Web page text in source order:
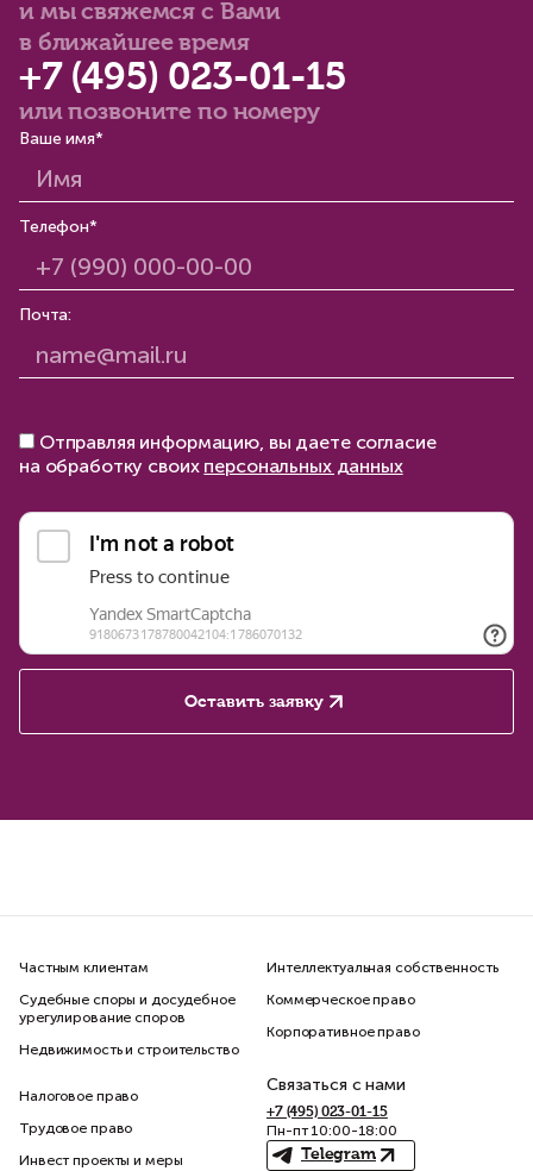
и мы свяжемся с Вами
в ближайшее время
+7 (495) 023-01-15
или позвоните по номеру
Ваше имя*
Телефон*
Почта:
Отправляя информацию, вы даете согласие
на обработку своих персональных данных
Оставить заявку
Частным клиентам
Судебные споры и досудебное
урегулирование споров
Недвижимость и строительство
Интеллектуальная собственность
Коммерческое право
Корпоративное право
Налоговое право
Трудовое право
Инвест проекты и меры
Связаться с нами
+7 (495) 023-01-15
Пн-пт 10:00-18:00
Telegram